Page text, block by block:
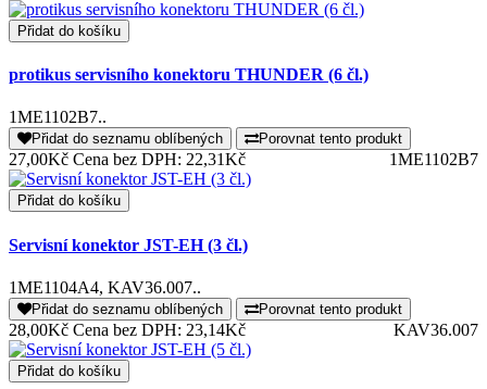
Přidat do košíku
protikus servisního konektoru THUNDER (6 čl.)
1ME1102B7..
Přidat do seznamu oblíbených Porovnat tento produkt
27,00Kč Cena bez DPH: 22,31Kč 1ME1102B7
Přidat do košíku
Servisní konektor JST-EH (3 čl.)
1ME1104A4, KAV36.007..
Přidat do seznamu oblíbených Porovnat tento produkt
28,00Kč Cena bez DPH: 23,14Kč KAV36.007
Přidat do košíku